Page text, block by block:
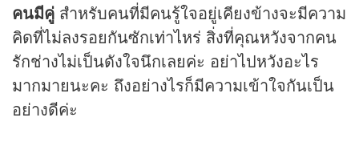
คนมีคู่ สำหรับคนที่มีคนรู้ใจอยู่เคียงข้างจะมีความ
คิดที่ไม่ลงรอยกันซักเท่าไหร่ สิ่งที่คุณหวังจากคน
รักช่างไม่เป็นดังใจนึกเลยค่ะ อย่าไปหวังอะไร
มากมายนะคะ ถึงอย่างไรก็มีความเข้าใจกันเป็น
อย่างดีค่ะ